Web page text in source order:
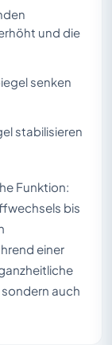
und die
senken
stabilisieren
Funktion:
bis
einer
auch